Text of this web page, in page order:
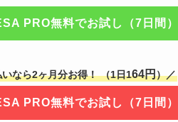
PRO無料でお試し（7日間
なら2ヶ月分お得！ （1日164円）／
PRO無料でお試し（7日間